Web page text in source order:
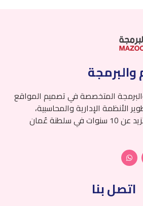
المتخصصة في تصميم المواقع
الأنظمة الإدارية والمحاسبية،
وتطبيقات الويب، بخبرة تزيد عن 10 سنوات في سلطنة عُمان
اتصل بنا